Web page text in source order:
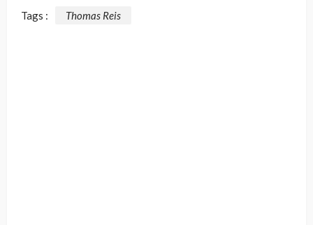
Tags : Thomas Reis